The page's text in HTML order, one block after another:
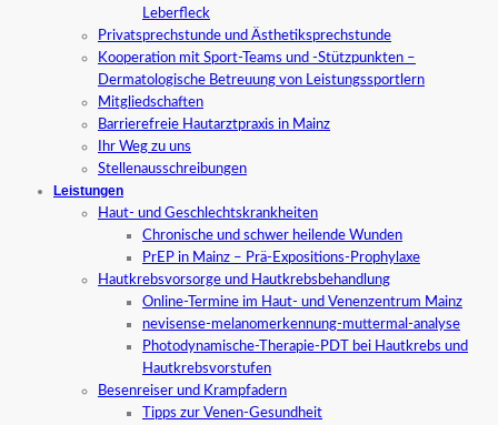
Leberfleck
Privatsprechstunde und Ästhetiksprechstunde
Kooperation mit Sport-Teams und -Stützpunkten –
Dermatologische Betreuung von Leistungssportlern
Mitgliedschaften
Barrierefreie Hautarztpraxis in Mainz
Ihr Weg zu uns
Stellenausschreibungen
Leistungen
Haut- und Geschlechtskrankheiten
Chronische und schwer heilende Wunden
PrEP in Mainz – Prä-Expositions-Prophylaxe
Hautkrebsvorsorge und Hautkrebsbehandlung
Online-Termine im Haut- und Venenzentrum Mainz
nevisense-melanomerkennung-muttermal-analyse
Photodynamische-Therapie-PDT bei Hautkrebs und
Hautkrebsvorstufen
Besenreiser und Krampfadern
Tipps zur Venen-Gesundheit